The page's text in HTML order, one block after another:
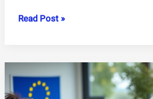
Vacance
à
Lyon
:
Read Post »